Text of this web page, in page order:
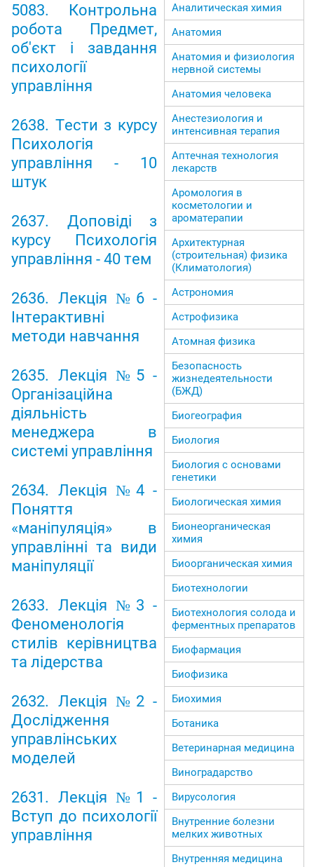
5083. Контрольна
робота Предмет,
об'єкт і завдання
психології
управління
2638. Тести з курсу
Психологія
управління - 10
штук
2637. Доповіді з
курсу Психологія
управління - 40 тем
2636. Лекція №6 -
Інтерактивні
методи навчання
2635. Лекція №5 -
Організаційна
діяльність
менеджера в
системі управління
2634. Лекція №4 -
Поняття
«маніпуляція» в
управлінні та види
маніпуляції
2633. Лекція №3 -
Феноменологія
стилів керівництва
та лідерства
2632. Лекція №2 -
Дослідження
управлінських
моделей
2631. Лекція №1 -
Вступ до психології
управління
Аналитическая химия
Анатомия
Анатомия и физиология
нервной системы
Анатомия человека
Анестезиология и
интенсивная терапия
Аптечная технология
лекарств
Аромология в
косметологии и
ароматерапии
Архитектурная
(строительная) физика
(Климатология)
Астрономия
Астрофизика
Атомная физика
Безопасность
жизнедеятельности
(БЖД)
Биогеография
Биология
Биология с основами
генетики
Биологическая химия
Бионеорганическая
химия
Биоорганическая химия
Биотехнологии
Биотехнология солода и
ферментных препаратов
Биофармация
Биофизика
Биохимия
Ботаника
Ветеринарная медицина
Виноградарство
Вирусология
Внутренние болезни
мелких животных
Внутренняя медицина